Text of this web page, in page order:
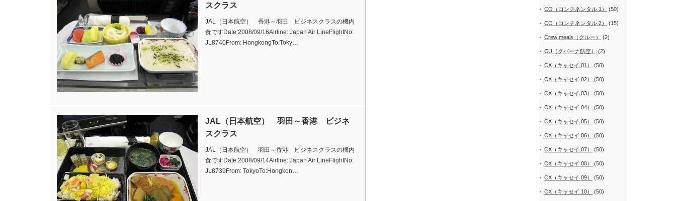
スクラス
JAL（日本航空） 香港～羽田 ビジネスクラスの機内
食ですDate:2008/09/16Airline: Japan Air LineFlightNo:
JL8740From: HongkongTo:Toky…
JAL（日本航空） 羽田～香港 ビジネ
スクラス
JAL（日本航空） 羽田～香港 ビジネスクラスの機内
食ですDate:2008/09/14Airline: Japan Air LineFlightNo:
JL8739From: TokyoTo:Hongkon…
CO（コンチネンタル 1） (50)
CO（コンチネンタル 2） (15)
Crew meals（クルー） (2)
CU（クバーナ航空） (2)
CX（キャセイ 01） (50)
CX（キャセイ 02） (50)
CX（キャセイ 03） (50)
CX（キャセイ 04） (50)
CX（キャセイ 05） (50)
CX（キャセイ 06） (50)
CX（キャセイ 07） (50)
CX（キャセイ 08） (50)
CX（キャセイ 09） (50)
CX（キャセイ 10） (50)